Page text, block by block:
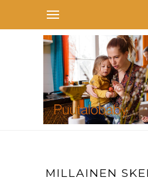
MILLAINEN